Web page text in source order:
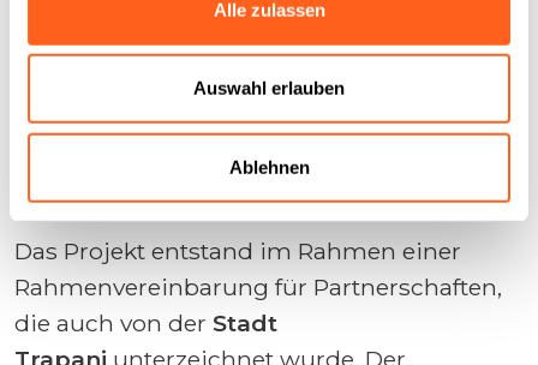
Alle zulassen
Auswahl erlauben
Ablehnen
Agence de Mise en Valeur du
Patrimoine et de Promotion Culturelle-
die Confédération des
Entreprises Citoyennes de Tunisie-CONECT
Das Projekt entstand im Rahmen einer
Rahmenvereinbarung für Partnerschaften,
die auch von der Stadt